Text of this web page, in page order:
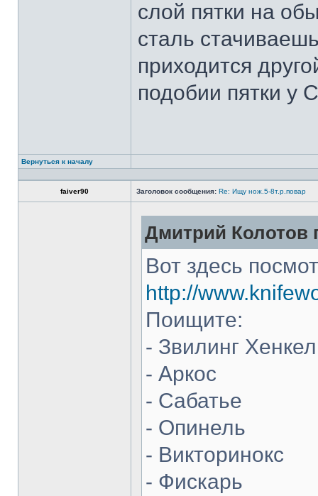
слой пятки на
сталь
приходится
подобии пятки у
Вернуться к началу
faiver90 Заголовок сообщения: Re: Ищу нож.5-8т.р.повар
Дмитрий Колотов
Вот здесь
http://
Поищите:
- Звилинг
- Аркос
- Сабатье
- Опинель
- Викторинокс
- Фискарь